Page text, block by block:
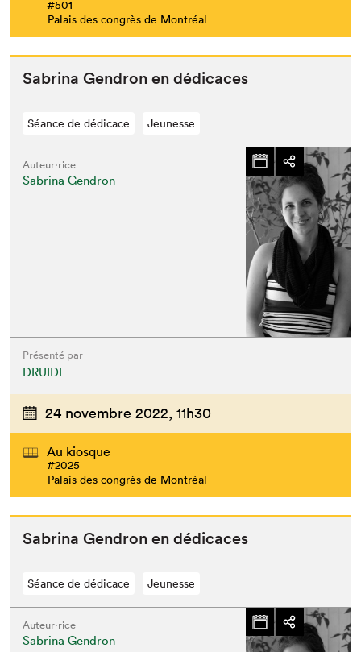
#501
Palais des congrès de Montréal
Sab­ri­na Gen­dron en dédicaces
Séance de dédicace Jeunesse
Auteur·rice
Sabrina Gendron
Présenté par
DRUIDE
24 novembre 2022, 11h30
Au kiosque
#2025
Palais des congrès de Montréal
Sab­ri­na Gen­dron en dédicaces
Séance de dédicace Jeunesse
Auteur·rice
Sabrina Gendron